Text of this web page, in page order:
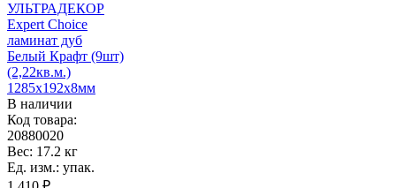
УЛЬТРАДЕКОР
Expert Choice
ламинат дуб
Белый Крафт (9шт)
(2,22кв.м.)
1285х192х8мм
В наличии
Код товара:
20880020
Вес: 17.2 кг
Ед. изм.: упак.